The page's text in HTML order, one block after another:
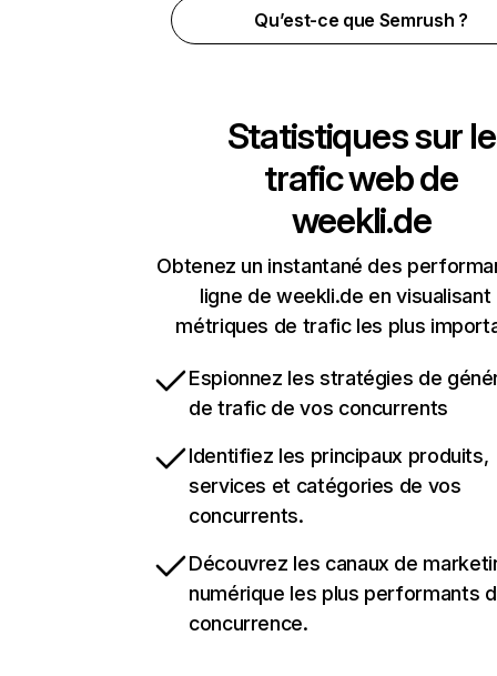
Qu’est-ce que Semrush ?
Statistiques sur le
trafic web de
weekli.de
Obtenez un instantané des
ligne de weekli.de en visualisant
métriques de trafic les plus
Espionnez les stratégies de
de trafic de vos concurrents
Identifiez les principaux produits,
services et catégories de vos
concurrents.
Découvrez les canaux de
numérique les plus performants
concurrence.